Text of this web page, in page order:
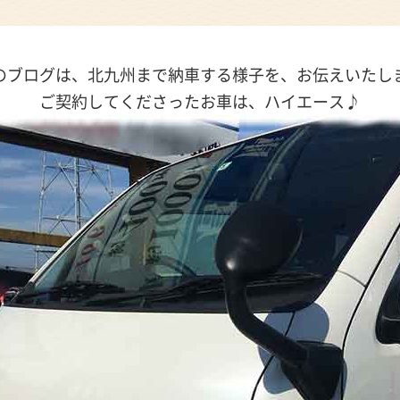
ブログは、北九州まで納車する様子を、お伝えいたし
ご契約してくださったお車は、ハイエース♪